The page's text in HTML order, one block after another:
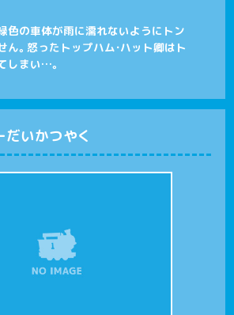
色の車体が雨に濡れないようにトン
。怒ったトップハム・ハット卿はト
しまい…。
いかつやく